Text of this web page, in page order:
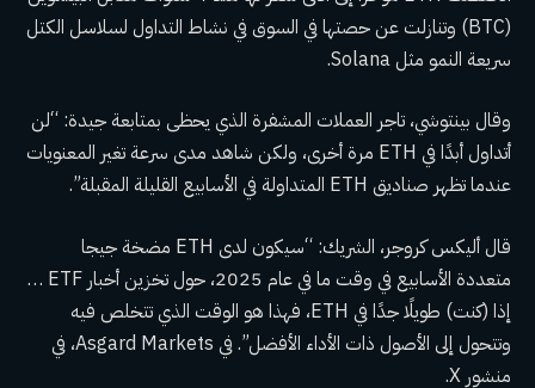
(BTC) وتنازلت عن حصتها في السوق في نشاط التداول لسلاسل الكتل
سريعة النمو مثل Solana.
وقال بينتوشي، تاجر العملات المشفرة الذي يحظى بمتابعة جيدة: “لن
أتداول أبدًا في ETH مرة أخرى، ولكن شاهد مدى سرعة تغير المعنويات
عندما تظهر صناديق ETH المتداولة في الأسابيع القليلة المقبلة”.
قال أليكس كروجر، الشريك: “سيكون لدى ETH مضخة جيجا
متعددة الأسابيع في وقت ما في عام 2025، حول تخزين أخبار ETF …
إذا (كنت) طويلًا جدًا في ETH، فهذا هو الوقت الذي تتخلص فيه
وتتحول إلى الأصول ذات الأداء الأفضل”. في Asgard Markets، في
منشور X.